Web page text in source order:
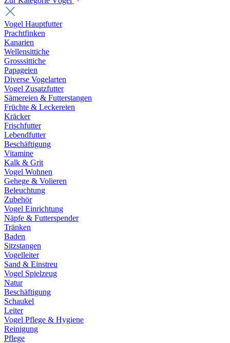
Vogel Hauptfutter
Prachtfinken
Kanarien
Wellensittiche
Grosssittiche
Papageien
Diverse Vogelarten
Vogel Zusatzfutter
Sämereien & Futterstangen
Früchte & Leckereien
Kräcker
Frischfutter
Lebendfutter
Beschäftigung
Vitamine
Kalk & Grit
Vogel Wohnen
Gehege & Volieren
Beleuchtung
Zubehör
Vogel Einrichtung
Näpfe & Futterspender
Tränken
Baden
Sitzstangen
Vogelleiter
Sand & Einstreu
Vogel Spielzeug
Natur
Beschäftigung
Schaukel
Leiter
Vogel Pflege & Hygiene
Reinigung
Pflege